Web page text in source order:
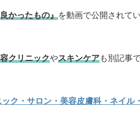
かったもの』を動画で公開されて
クリニックやスキンケアも別記事
ク・サロン・美容皮膚科・ネイル